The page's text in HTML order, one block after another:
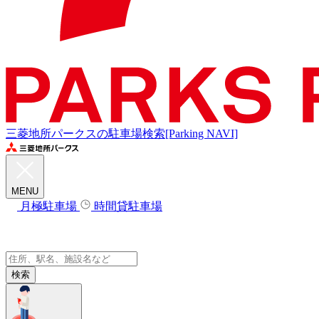
三菱地所パークスの駐車場検索[Parking NAVI]
MENU
月極駐車場 時間貸駐車場
検索